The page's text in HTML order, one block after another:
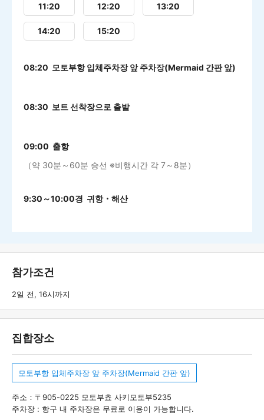
11:20 12:20 13:20
14:20 15:20
08:20 모토부항 입체주차장 앞 주차장(Mermaid 간판 앞)
08:30 보트 선착장으로 출발
09:00 출항
（약 30분～60분 승선 ※비행시간 각 7～8분）
9:30～10:00경 귀항・해산
참가조건
2일 전, 16시까지
집합장소
모토부항 입체주차장 앞 주차장(Mermaid 간판 앞)
주소：〒905-0225 모토부쵸 사키모토부5235
주차장 : 항구 내 주차장은 무료로 이용이 가능합니다.